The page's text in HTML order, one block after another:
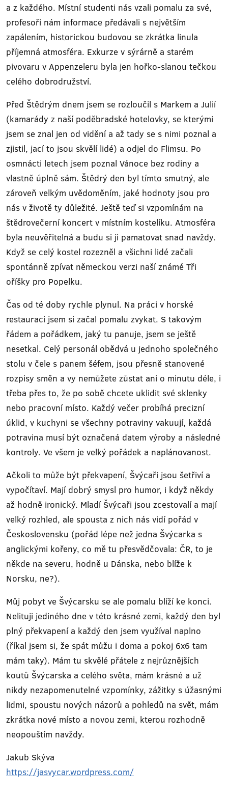
a z každého. Místní studenti nás vzali pomalu za své,
profesoři nám informace předávali s největším
zapálením, historickou budovou se zkrátka linula
příjemná atmosféra. Exkurze v sýrárně a starém
pivovaru v Appenzeleru byla jen hořko-slanou tečkou
celého dobrodružství.
Před Štědrým dnem jsem se rozloučil s Markem a Julií
(kamarády z naší poděbradské hotelovky, se kterými
jsem se znal jen od vidění a až tady se s nimi poznal a
zjistil, jací to jsou skvělí lidé) a odjel do Flimsu. Po
osmnácti letech jsem poznal Vánoce bez rodiny a
vlastně úplně sám. Štědrý den byl tímto smutný, ale
zároveň velkým uvědoměním, jaké hodnoty jsou pro
nás v životě ty důležité. Ještě teď si vzpomínám na
štědrovečerní koncert v místním kostelíku. Atmosféra
byla neuvěřitelná a budu si ji pamatovat snad navždy.
Když se celý kostel rozezněl a všichni lidé začali
spontánně zpívat německou verzi naší známé Tři
oříšky pro Popelku.
Čas od té doby rychle plynul. Na práci v horské
restauraci jsem si začal pomalu zvykat. S takovým
řádem a pořádkem, jaký tu panuje, jsem se ještě
nesetkal. Celý personál obědvá u jednoho společného
stolu v čele s panem šéfem, jsou přesně stanovené
rozpisy směn a vy nemůžete zůstat ani o minutu déle, i
třeba přes to, že po sobě chcete uklidit své sklenky
nebo pracovní místo. Každý večer probíhá precizní
úklid, v kuchyni se všechny potraviny vakuují, každá
potravina musí být označená datem výroby a následné
kontroly. Ve všem je velký pořádek a naplánovanost.
Ačkoli to může být překvapení, Švýcaři jsou šetřiví a
vypočítaví. Mají dobrý smysl pro humor, i když někdy
až hodně ironický. Mladí Švýcaři jsou zcestovalí a mají
velký rozhled, ale spousta z nich nás vidí pořád v
Československu (pořád lépe než jedna Švýcarka s
anglickými kořeny, co mě tu přesvědčovala: ČR, to je
někde na severu, hodně u Dánska, nebo blíže k
Norsku, ne?).
Můj pobyt ve Švýcarsku se ale pomalu blíží ke konci.
Nelituji jediného dne v této krásné zemi, každý den byl
plný překvapení a každý den jsem využíval naplno
(říkal jsem si, že spát můžu i doma a pokoj 6x6 tam
mám taky). Mám tu skvělé přátele z nejrůznějších
koutů Švýcarska a celého světa, mám krásné a už
nikdy nezapomenutelné vzpomínky, zážitky s úžasnými
lidmi, spoustu nových názorů a pohledů na svět, mám
zkrátka nové místo a novou zemi, kterou rozhodně
neopouštím navždy.
Jakub Skýva
https://jasvycar.wordpress.com/